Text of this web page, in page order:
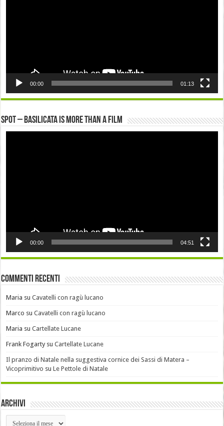
00:00 01:13
Spot – Basilicata is more than a Film
00:00 04:51
Commenti recenti
Maria suCavatelli con ragù lucano
Marco suCavatelli con ragù lucano
Maria suCartellate Lucane
Frank FogartysuCartellate Lucane
Il pranzo di Natale nella suggestiva cornice dei Sassi di Matera –
Vicoprimitivo suLe Pettole di Natale
Archivi
Archivi